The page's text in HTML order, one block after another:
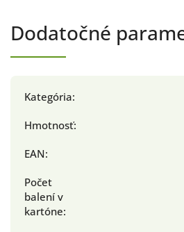
Dodatočné
Kategória:
Hmotnosť:
EAN:
Počet
balení v
kartóne: